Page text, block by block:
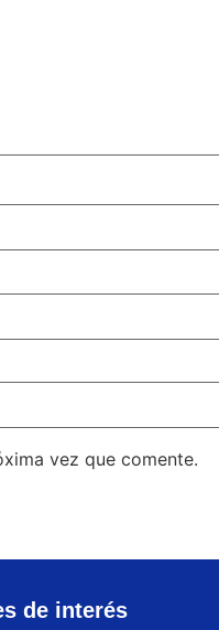
vez que comente.
de interés